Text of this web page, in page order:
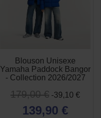
Blouson Unisexe
Yamaha Paddock Bangor
- Collection 2026/2027
179,00 € -39,10 €
139,90 €
APERÇU
RAPIDE